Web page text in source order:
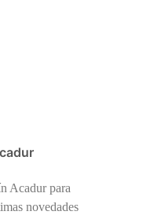
Acadur para
novedades